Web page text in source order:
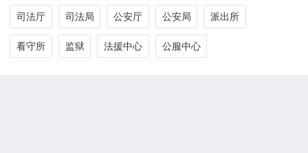
司法厅 司法局 公安厅 公安局 派出所
看守所 监狱 法援中心 公服中心